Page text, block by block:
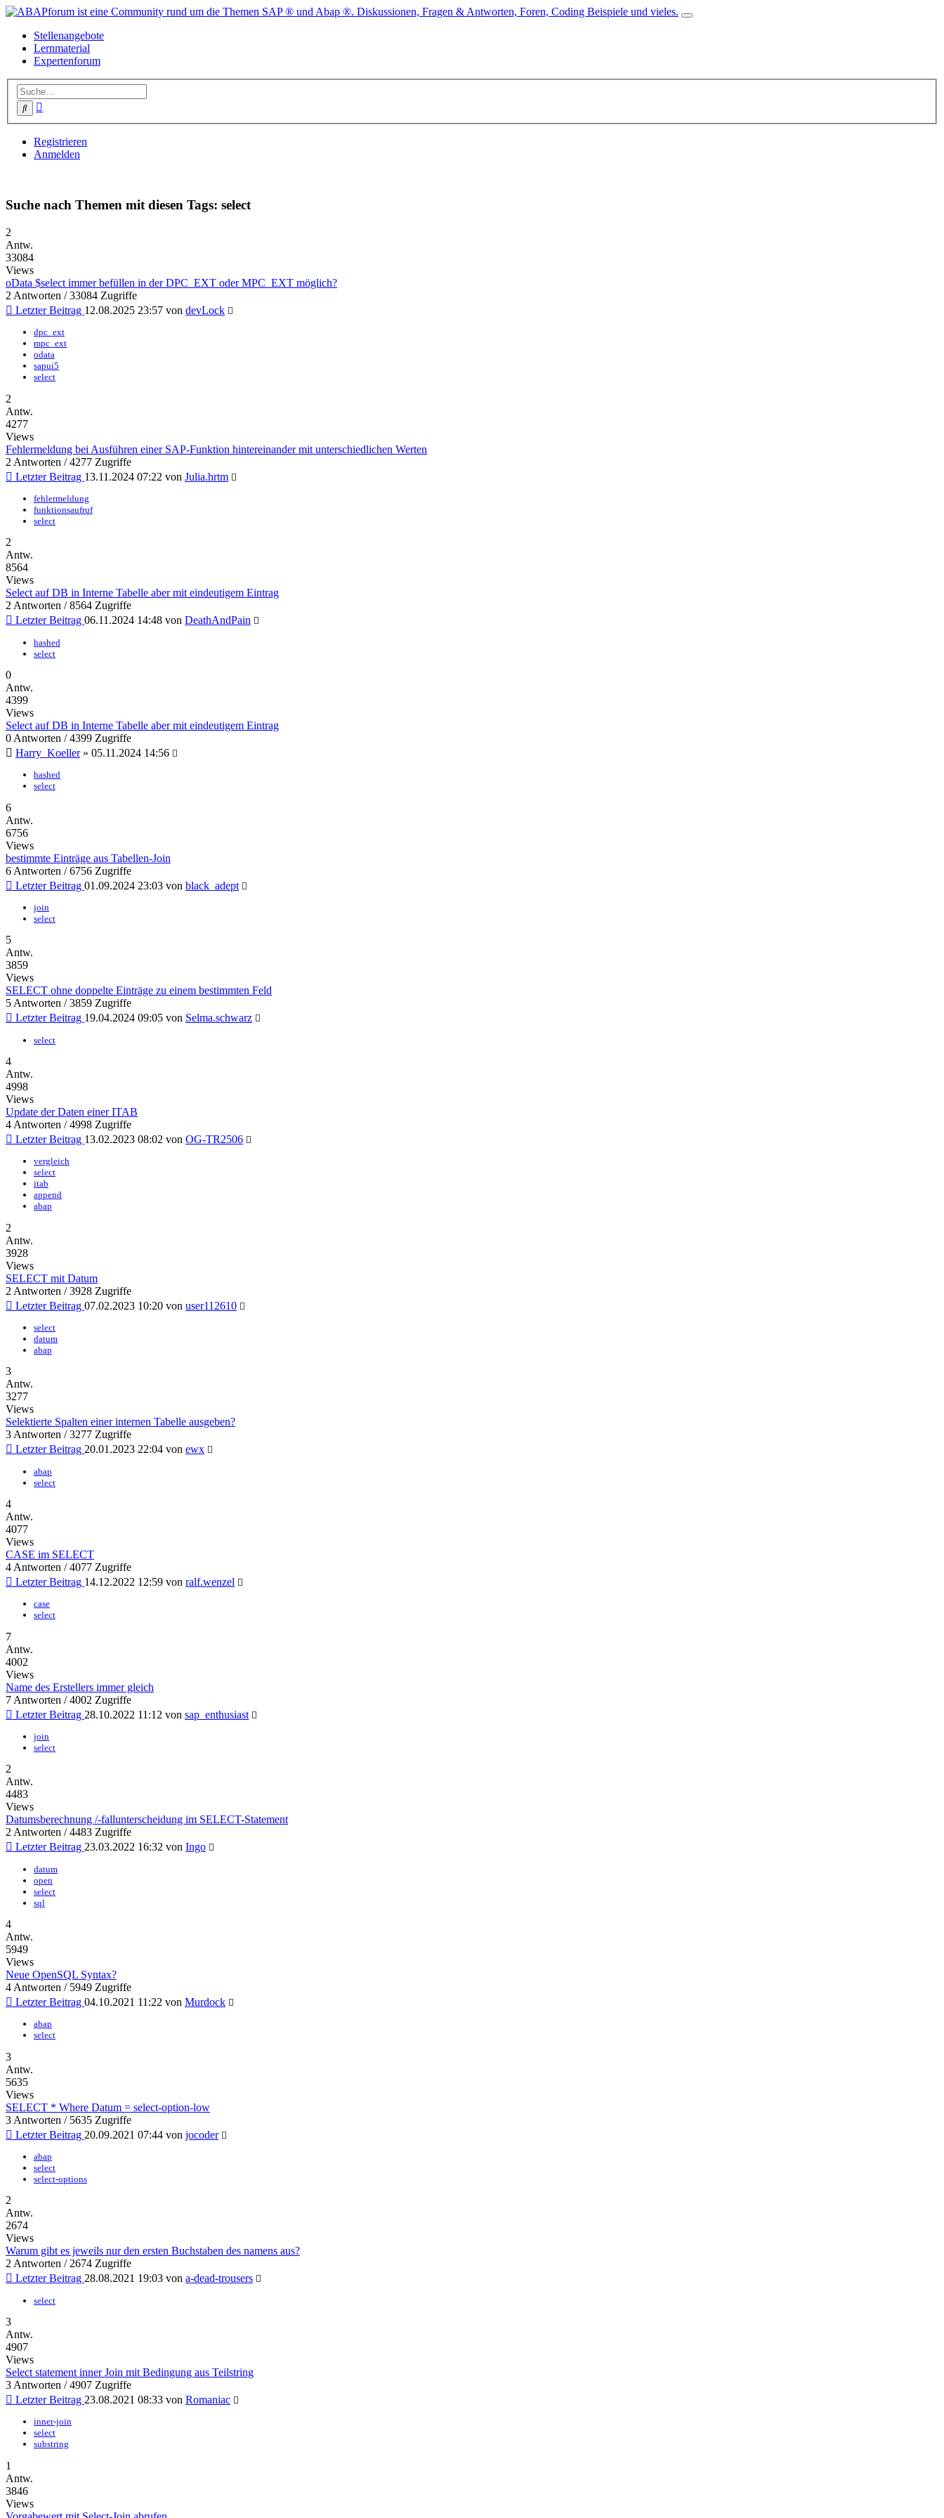
Stellenangebote
Lernmaterial
Expertenforum
Suche
Registrieren
Anmelden
Suche nach Themen mit diesen Tags: select
2
Antw.
33084
Views
oData $select immer befüllen in der DPC_EXT oder MPC_EXT möglich?
2 Antworten / 33084 Zugriffe
Letzter Beitrag 12.08.2025 23:57 von devLock
dpc_ext
mpc_ext
odata
sapui5
select
2
Antw.
4277
Views
Fehlermeldung bei Ausführen einer SAP-Funktion hintereinander mit unterschiedlichen Werten
2 Antworten / 4277 Zugriffe
Letzter Beitrag 13.11.2024 07:22 von Julia.hrtm
fehlermeldung
funktionsaufruf
select
2
Antw.
8564
Views
Select auf DB in Interne Tabelle aber mit eindeutigem Eintrag
2 Antworten / 8564 Zugriffe
Letzter Beitrag 06.11.2024 14:48 von DeathAndPain
hashed
select
0
Antw.
4399
Views
Select auf DB in Interne Tabelle aber mit eindeutigem Eintrag
0 Antworten / 4399 Zugriffe
Harry_Koeller» 05.11.2024 14:56
hashed
select
6
Antw.
6756
Views
bestimmte Einträge aus Tabellen-Join
6 Antworten / 6756 Zugriffe
Letzter Beitrag 01.09.2024 23:03 von black_adept
join
select
5
Antw.
3859
Views
SELECT ohne doppelte Einträge zu einem bestimmten Feld
5 Antworten / 3859 Zugriffe
Letzter Beitrag 19.04.2024 09:05 von Selma.schwarz
select
4
Antw.
4998
Views
Update der Daten einer ITAB
4 Antworten / 4998 Zugriffe
Letzter Beitrag 13.02.2023 08:02 von OG-TR2506
vergleich
select
itab
append
abap
2
Antw.
3928
Views
SELECT mit Datum
2 Antworten / 3928 Zugriffe
Letzter Beitrag 07.02.2023 10:20 von user112610
select
datum
abap
3
Antw.
3277
Views
Selektierte Spalten einer internen Tabelle ausgeben?
3 Antworten / 3277 Zugriffe
Letzter Beitrag 20.01.2023 22:04 von ewx
abap
select
4
Antw.
4077
Views
CASE im SELECT
4 Antworten / 4077 Zugriffe
Letzter Beitrag 14.12.2022 12:59 von ralf.wenzel
case
select
7
Antw.
4002
Views
Name des Erstellers immer gleich
7 Antworten / 4002 Zugriffe
Letzter Beitrag 28.10.2022 11:12 von sap_enthusiast
join
select
2
Antw.
4483
Views
Datumsberechnung /-fallunterscheidung im SELECT-Statement
2 Antworten / 4483 Zugriffe
Letzter Beitrag 23.03.2022 16:32 von Ingo
datum
open
select
sql
4
Antw.
5949
Views
Neue OpenSQL Syntax?
4 Antworten / 5949 Zugriffe
Letzter Beitrag 04.10.2021 11:22 von Murdock
abap
select
3
Antw.
5635
Views
SELECT * Where Datum = select-option-low
3 Antworten / 5635 Zugriffe
Letzter Beitrag 20.09.2021 07:44 von jocoder
abap
select
select-options
2
Antw.
2674
Views
Warum gibt es jeweils nur den ersten Buchstaben des namens aus?
2 Antworten / 2674 Zugriffe
Letzter Beitrag 28.08.2021 19:03 von a-dead-trousers
select
3
Antw.
4907
Views
Select statement inner Join mit Bedingung aus Teilstring
3 Antworten / 4907 Zugriffe
Letzter Beitrag 23.08.2021 08:33 von Romaniac
inner-join
select
substring
1
Antw.
3846
Views